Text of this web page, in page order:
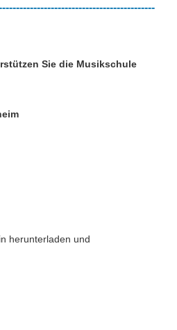
Sie die Musikschule
herunterladen und